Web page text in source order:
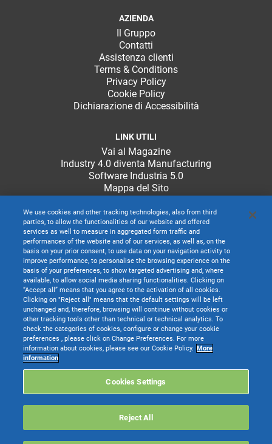
AZIENDA
Il Gruppo
Contatti
Assistenza clienti
Terms & Conditions
Privacy Policy
Cookie Policy
Dichiarazione di Accessibilità
LINK UTILI
Vai al Magazine
Industry 4.0 diventa Manufacturing
Software Industria 5.0
Mappa del Sito
TeamSystem S.p.A. società con socio unico soggetta all’attività di direzione e
coordinamento di TeamSystem Holdco S.p.A. - Cap. Soc. € 24.000.000 I.v. -
C.C.I.A.A. delle Marche - P.I. 01035310414
Websolute
We use cookies and other tracking technologies, also from third
parties, to allow the functionalities of our website and offered
services as well to measure in aggregated form traffic and
performances of the website and of our services, as well as, on the
basis on your prior consent, to use data on your navigation activity to
improve performance, to personalise the browsing experience on the
basis of your preferences, to show targeted advertising and, where
available, to allow social media sharing functionalities. Clicking on
“Accept all” means that you agree to the activation of all cookies.
Clicking on "Reject all" means that the default settings will be left
unchanged and, therefore, browsing will continue without cookies or
other tracking tools other than technical or technical analytics. To
check the categories of cookies, configure or change your cookie
preferences , please click on Change Preferences. For more
information about cookies, please see our Cookie Policy. More
information
Cookies Settings
Reject All